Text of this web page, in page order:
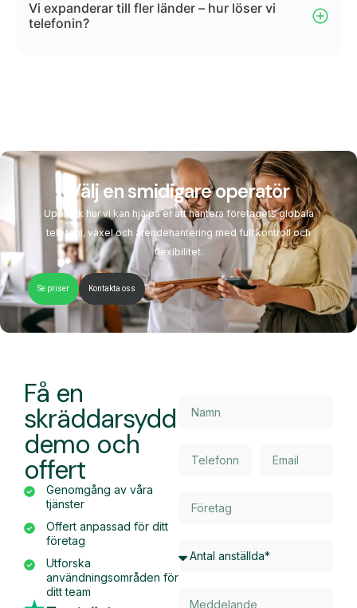
Vi expanderar till fler länder – hur löser vi
telefonin?
Välj en smidigare operatör
Upptäck hur vi kan hjälpa er att hantera företagets globala
telefoni, växel och ärendehantering med full kontroll och
flexibilitet.
Se priser Kontakta oss
Få en
skräddarsydd
demo och
offert
Genomgång av våra
tjänster
Offert anpassad för ditt
företag
Utforska
användningsområden för
ditt team